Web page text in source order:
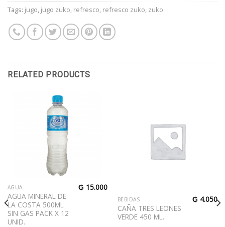
Tags: jugo, jugo zuko, refresco, refresco zuko, zuko
RELATED PRODUCTS
AGUA
AGUA MINERAL DE
LA COSTA 500ML
SIN GAS PACK X 12
UNID.
₲ 15.000
BEBIDAS
CAÑA TRES LEONES
VERDE 450 ML.
₲ 4.050